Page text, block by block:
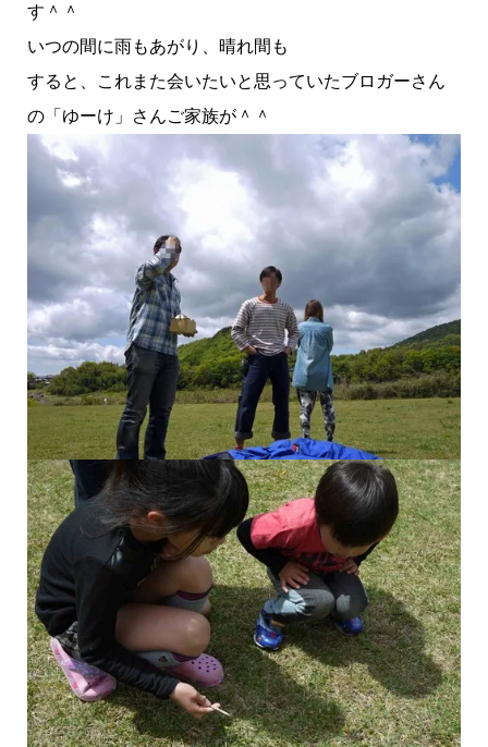
す＾＾
いつの間に雨もあがり、晴れ間も
すると、これまた会いたいと思っていたブロガーさん
の「ゆーけ」さんご家族が＾＾